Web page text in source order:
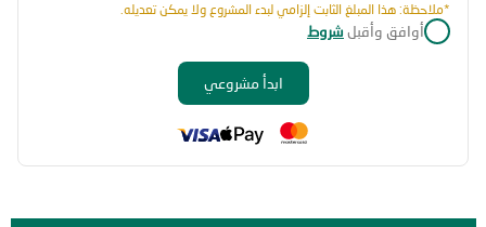
*ملاحظة: هذا المبلغ الثابت إلزامي لبدء المشروع ولا يمكن تعديله.
أوافق وأقبل شروط
ابدأ مشروعي